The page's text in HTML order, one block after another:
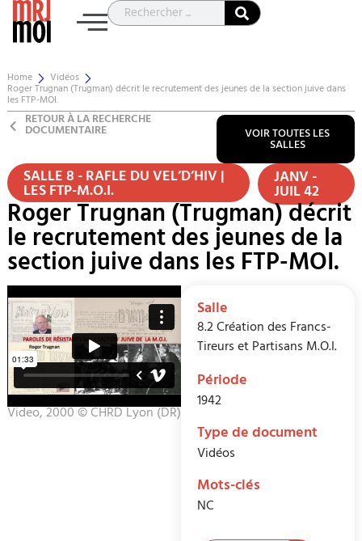
Home Vidéos
Roger Trugnan (Trugman) décrit le recrutement des jeunes de la section juive dans
les FTP-MOI.
RETOUR À LA RECHERCHE
DOCUMENTAIRE VOIR TOUTES LES
SALLES
SALLE 8 - RAFLE DU VEL’D’HIV |
LES FTP-M.O.I. JANV -
JUIL 42
Roger Trugnan (Trugman) décrit
le recrutement des jeunes de la
section juive dans les FTP-MOI.
Video, 2000 © CHRD Lyon (DR)
Salle
8.2 Création des Francs-
Tireurs et Partisans M.O.I.
Période
1942
Type de document
Vidéos
Mots-clés
NC